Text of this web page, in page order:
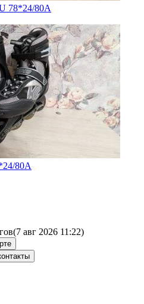
78*24/80A
80A
(7 авг 2026 11:22)